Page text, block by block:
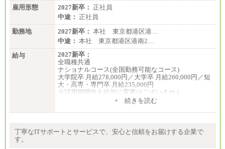
雇用形態
2027新卒： 正社員
中途： 正社員
勤務地
2027新卒： 本社 東京都港区港…
中途： 本社 東京都港区港南2…
給与
2027新卒：
全職種共通
ナショナルコース(全国勤務可能なコース)
大学院卒 月給278,000円／大学卒 月給260,000円／短
大・高専・専門卒 月給235,000円
※試用期間中も給与に変更はございません
大学院卒 月給264,000円／大学卒 月給250,000円／短
※試用期間中も給与に変更はございません
中途：
+ 続きを読む
丁寧なITサポートとサービスで、安心と信頼をお届けする企業で
す。